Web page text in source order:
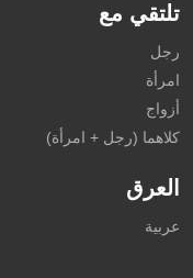
تلتقي مع
رجل
امرأة
أزواج
كلاهما (رجل + امرأة)
العرق
عربية